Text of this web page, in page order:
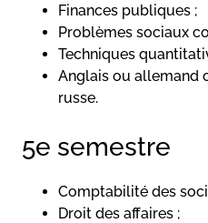
Finances publiques ;
Problèmes sociaux
Techniques
Anglais ou allemand
russe.
5e semestre
Comptabilité des
Droit des affaires ;